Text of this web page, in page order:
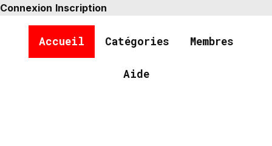
Connexion Inscription
Accueil Catégories Membres
Aide